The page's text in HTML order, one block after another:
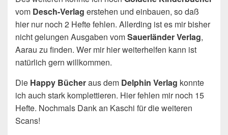
vom Desch-Verlag erstehen und einbauen, so daß
hier nur noch 2 Hefte fehlen. Allerding ist es mir bisher
nicht gelungen Ausgaben vomSauerländer Verlag,
Aarau zu finden. Wer mir hier weiterhelfen kann ist
natürlich gern willkommen.
Die Happy Bücheraus dem Delphin Verlag konnte
ich auch stark komplettieren. Hier fehlen mir noch 15
Hefte. Nochmals Dank an Kaschi für die weiteren
Scans!